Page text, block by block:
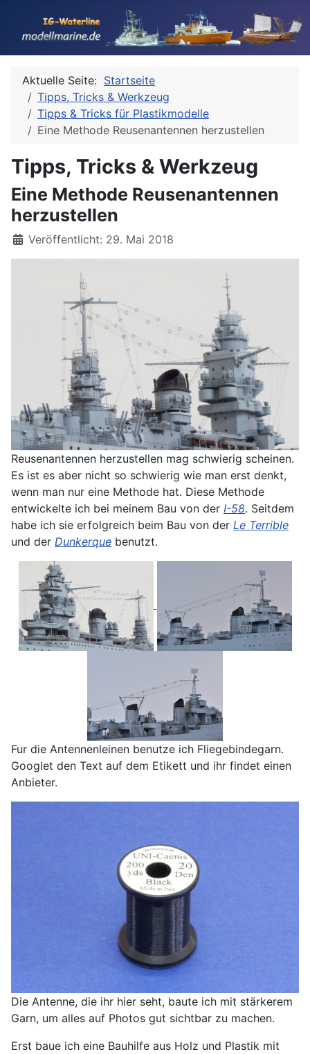
Aktuelle Seite: Startseite
Tipps, Tricks & Werkzeug
Tipps & Tricks für Plastikmodelle
Eine Methode Reusenantennen herzustellen
Tipps, Tricks & Werkzeug
Eine Methode Reusenantennen
herzustellen
Details
Veröffentlicht: 29. Mai 2018
Reusenantennen herzustellen mag schwierig scheinen.
Es ist es aber nicht so schwierig wie man erst denkt,
wenn man nur eine Methode hat. Diese Methode
entwickelte ich bei meinem Bau von der I-58. Seitdem
habe ich sie erfolgreich beim Bau von der Le Terrible
und der Dunkerque benutzt.
Fur die Antennenleinen benutze ich Fliegebindegarn.
Googlet den Text auf dem Etikett und ihr findet einen
Anbieter.
Die Antenne, die ihr hier seht, baute ich mit stärkerem
Garn, um alles auf Photos gut sichtbar zu machen.
Erst baue ich eine Bauhilfe aus Holz und Plastik mit